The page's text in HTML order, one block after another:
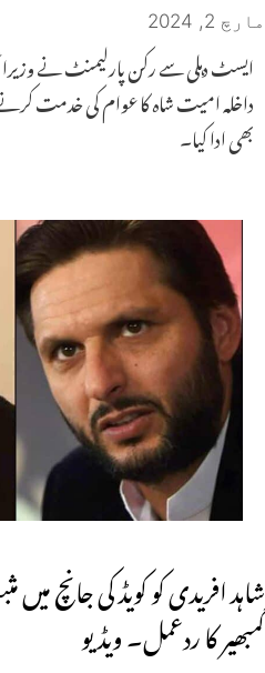
مارچ 2, 2024
ایسٹ دہلی سے رکن پارلیمنٹ نے
داخلہ امیت شاہ کا عوام کی خدمت کرنے
بھی ادا کیا۔
شاہد افریدی کو کویڈ کی جانچ
گمبھیر کا ردعمل۔ ویڈیو